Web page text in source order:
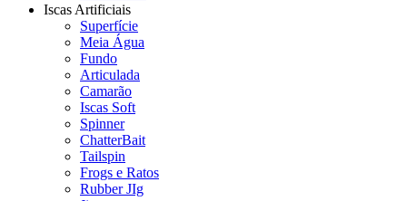
Iscas Artificiais
Superfície
Meia Água
Fundo
Articulada
Camarão
Iscas Soft
Spinner
ChatterBait
Tailspin
Frogs e Ratos
Rubber JIg